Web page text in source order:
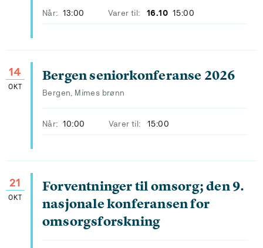
Når: 13:00 Varer til: 16.10 15:00
14
OKT
Bergen seniorkonferanse 2026
Bergen, Mimes brønn
Når: 10:00 Varer til: 15:00
21
OKT
Forventninger til omsorg; den 9.
nasjonale konferansen for
omsorgsforskning